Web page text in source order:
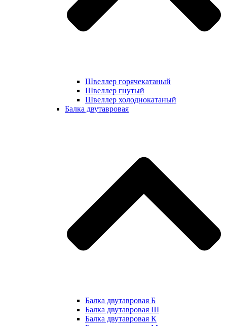
Швеллер горячекатаный
Швеллер гнутый
Швеллер холоднокатаный
Балка двутавровая
Балка двутавровая Б
Балка двутавровая Ш
Балка двутавровая К